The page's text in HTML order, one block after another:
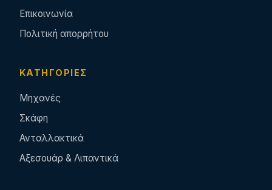
Επικοινωνία
Πολιτική απορρήτου
ΚΑΤΗΓΟΡΊΕΣ
Μηχανές
Σκάφη
Ανταλλακτικά
Αξεσουάρ & Λιπαντικά